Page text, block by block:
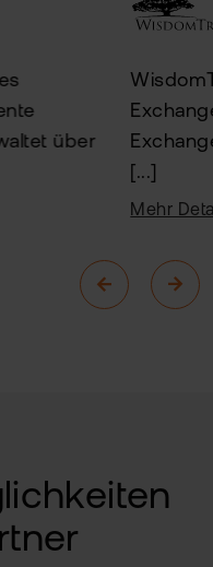
über
[...]
Mehr